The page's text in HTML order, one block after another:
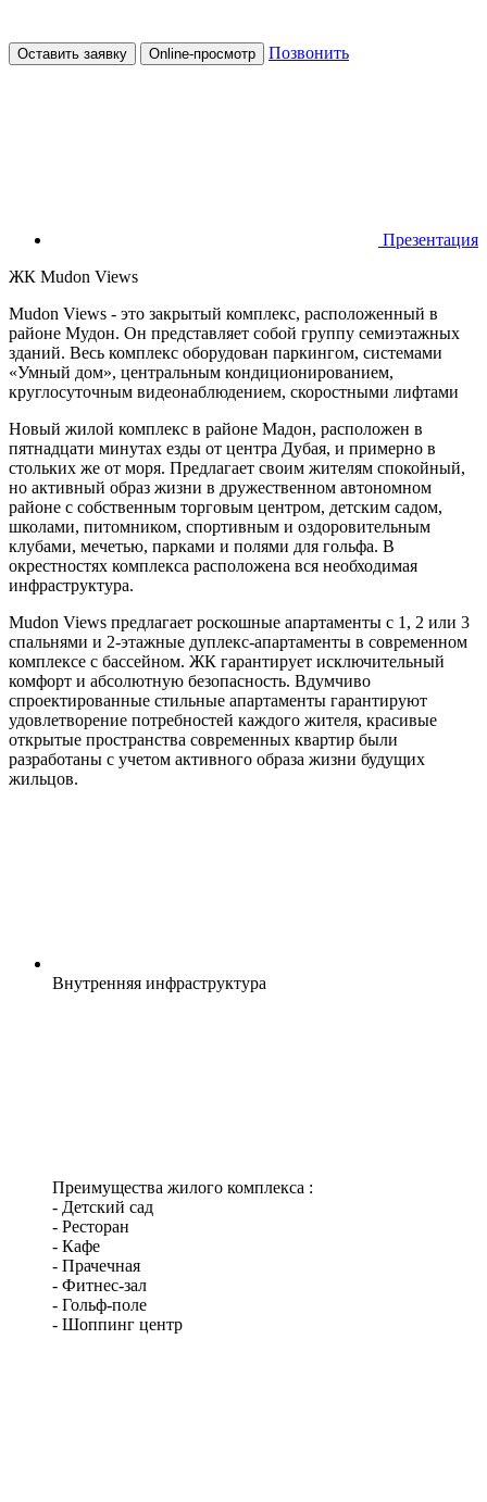
Оставить заявку Online-просмотр Позвонить
Презентация
ЖК Mudon Views
Mudon Views - это закрытый комплекс, расположенный в
районе Мудон. Он представляет собой группу семиэтажных
зданий. Весь комплекс оборудован паркингом, системами
«Умный дом», центральным кондиционированием,
круглосуточным видеонаблюдением, скоростными лифтами
Новый жилой комплекс в районе Мадон, расположен в
пятнадцати минутах езды от центра Дубая, и примерно в
стольких же от моря. Предлагает своим жителям спокойный,
но активный образ жизни в дружественном автономном
районе с собственным торговым центром, детским садом,
школами, питомником, спортивным и оздоровительным
клубами, мечетью, парками и полями для гольфа. В
окрестностях комплекса расположена вся необходимая
инфраструктура.
Mudon Views предлагает роскошные апартаменты с 1, 2 или 3
спальнями и 2-этажные дуплекс-апартаменты в современном
комплексе с бассейном. ЖК гарантирует исключительный
комфорт и абсолютную безопасность. Вдумчиво
спроектированные стильные апартаменты гарантируют
удовлетворение потребностей каждого жителя, красивые
открытые пространства современных квартир были
разработаны с учетом активного образа жизни будущих
жильцов.
Внутренняя инфраструктура
Преимущества жилого комплекса :
- Детский сад
- Ресторан
- Кафе
- Прачечная
- Фитнес-зал
- Гольф-поле
- Шоппинг центр